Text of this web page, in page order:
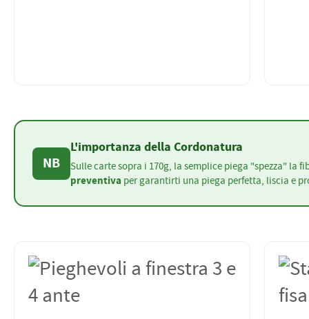
NB
L'importanza della Cordonatura
Sulle carte sopra i 170g, la semplice piega "spezza"
preventiva per garantirti una piega perfetta, liscia e